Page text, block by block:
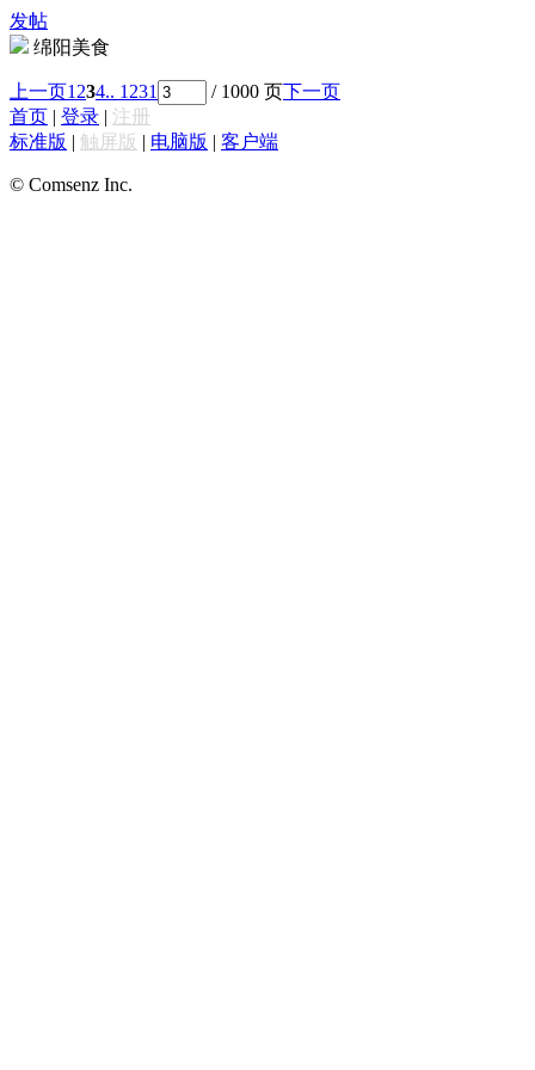
发帖
绵阳美食
上一页1 234.. 1231 / 1000 页下一页
首页 | 登录 | 注册
标准版 | 触屏版 | 电脑版 | 客户端
© Comsenz Inc.